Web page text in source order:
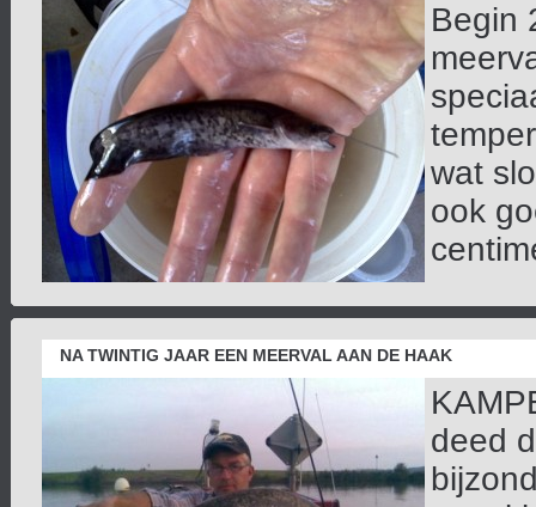
Begin
wat
ook
NA TWINTIG JAAR EEN MEERVAL AAN DE HAAK
deed